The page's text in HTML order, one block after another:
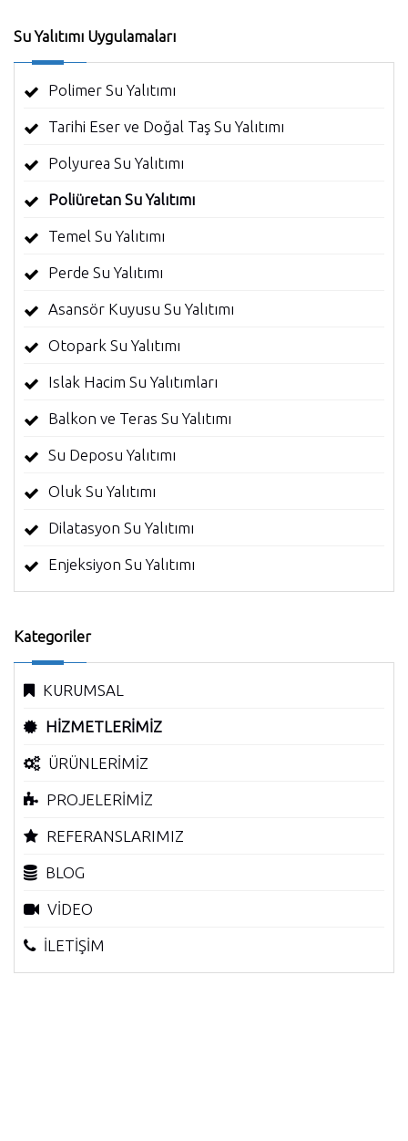
Su Yalıtımı Uygulamaları
Polimer Su Yalıtımı
Tarihi Eser ve Doğal Taş Su Yalıtımı
Polyurea Su Yalıtımı
Poliüretan Su Yalıtımı
Temel Su Yalıtımı
Perde Su Yalıtımı
Asansör Kuyusu Su Yalıtımı
Otopark Su Yalıtımı
Islak Hacim Su Yalıtımları
Balkon ve Teras Su Yalıtımı
Su Deposu Yalıtımı
Oluk Su Yalıtımı
Dilatasyon Su Yalıtımı
Enjeksiyon Su Yalıtımı
Kategoriler
KURUMSAL
HİZMETLERİMİZ
ÜRÜNLERİMİZ
PROJELERİMİZ
REFERANSLARIMIZ
BLOG
VİDEO
İLETİŞİM